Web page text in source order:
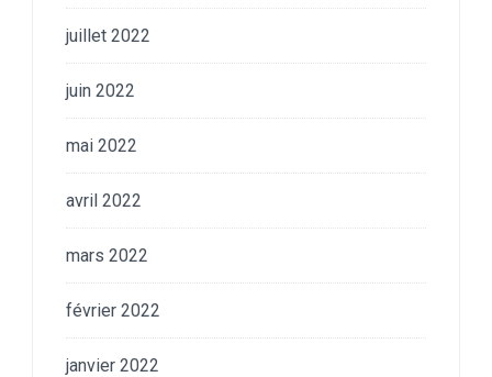
juillet 2022
juin 2022
mai 2022
avril 2022
mars 2022
février 2022
janvier 2022